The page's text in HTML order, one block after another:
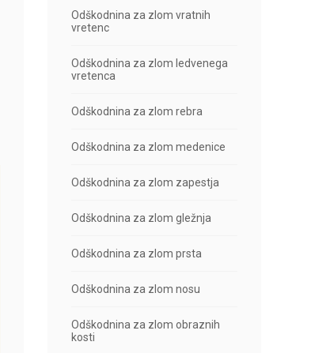
Odškodnina za zlom vratnih
vretenc
Odškodnina za zlom ledvenega
vretenca
Odškodnina za zlom rebra
Odškodnina za zlom medenice
Odškodnina za zlom zapestja
Odškodnina za zlom gležnja
Odškodnina za zlom prsta
Odškodnina za zlom nosu
Odškodnina za zlom obraznih
kosti